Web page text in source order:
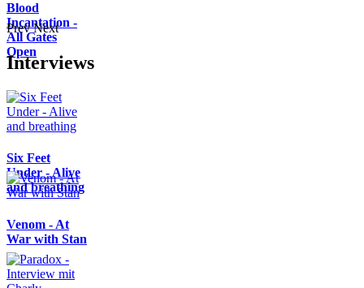
Blood
Incantation -
All Gates
Open
Prev Next
Interviews
Six Feet
Under - Alive
and breathing
Venom - At
War with Stan